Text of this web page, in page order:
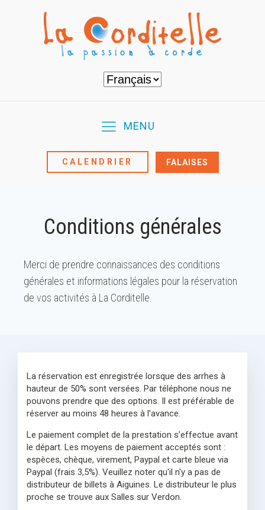
Choisir
une
MENU
CALENDRIER FALAISES
Conditions générales
Merci de prendre connaissances des conditions
générales et informations légales pour la réservation
de vos activités à La Corditelle.
La réservation est enregistrée lorsque des arrhes à
hauteur de 50% sont versées. Par téléphone nous ne
pouvons prendre que des options. Il est préférable de
réserver au moins 48 heures à l’avance.
Le paiement complet de la prestation s’effectue avant
le départ. Les moyens de paiement acceptés sont :
espèces, chèque, virement, Paypal et carte bleue via
Paypal (frais 3,5%). Veuillez noter qu'il n'y a pas de
distributeur de billets à Aiguines. Le distributeur le plus
proche se trouve aux Salles sur Verdon.